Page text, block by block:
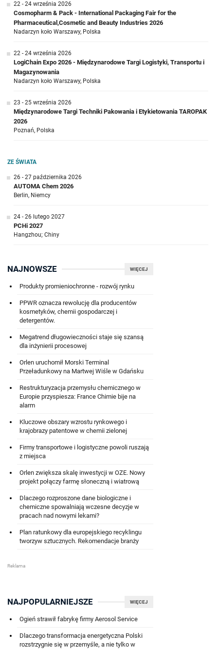
22 - 24 września 2026
Cosmopharm & Pack - International Packaging Fair for the
Pharmaceutical,Cosmetic and Beauty Industries 2026
Nadarzyn koło Warszawy, Polska
22 - 24 września 2026
LogiChain Expo 2026 - Międzynarodowe Targi Logistyki, Transportu i
Magazynowania
Nadarzyn koło Warszawy, Polska
23 - 25 września 2026
Międzynarodowe Targi Techniki Pakowania i Etykietowania TAROPAK
2026
Poznań, Polska
ZE ŚWIATA
26 - 27 października 2026
AUTOMA Chem 2026
Berlin, Niemcy
24 - 26 lutego 2027
PCHi 2027
Hangzhou; Chiny
WIĘCEJ
NAJNOWSZE
Produkty promieniochronne - rozwój rynku
PPWR oznacza rewolucję dla producentów
kosmetyków, chemii gospodarczej i
detergentów.
Megatrend długowieczności staje się szansą
dla inżynierii procesowej
Orlen uruchomił Morski Terminal
Przeładunkowy na Martwej Wiśle w Gdańsku
Restrukturyzacja przemysłu chemicznego w
Europie przyspiesza: France Chimie bije na
alarm
Kluczowe obszary wzrostu rynkowego i
krajobrazy patentowe w chemii zielonej
Firmy transportowe i logistyczne powoli ruszają
z miejsca
Orlen zwiększa skalę inwestycji w OZE. Nowy
projekt połączy farmę słoneczną i wiatrową
Dlaczego rozproszone dane biologiczne i
chemiczne spowalniają wczesne decyzje w
pracach nad nowymi lekami?
Plan ratunkowy dla europejskiego recyklingu
tworzyw sztucznych. Rekomendacje branży
WIĘCEJ
NAJPOPULARNIEJSZE
Ogień strawił fabrykę firmy Aerosol Service
Dlaczego transformacja energetyczna Polski
rozstrzygnie się w przemyśle, a nie tylko w